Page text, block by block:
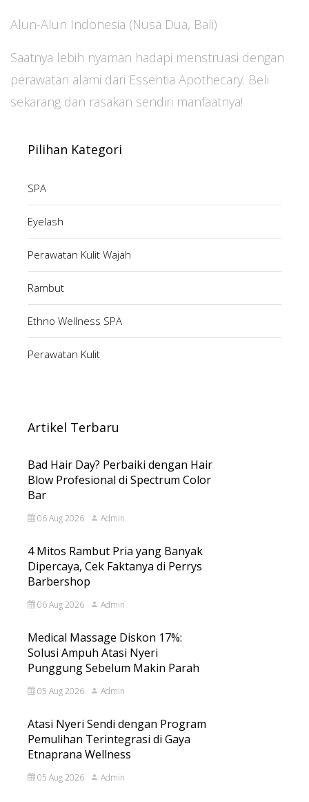
Alun-Alun Indonesia (Nusa Dua, Bali)
Saatnya lebih nyaman hadapi menstruasi dengan
perawatan alami dari Essentia Apothecary. Beli
sekarang dan rasakan sendiri manfaatnya!
Pilihan Kategori
SPA
Eyelash
Perawatan Kulit Wajah
Rambut
Ethno Wellness SPA
Perawatan Kulit
Artikel Terbaru
Bad Hair Day? Perbaiki dengan Hair
Blow Profesional di Spectrum Color
Bar
06 Aug 2026 Admin
4 Mitos Rambut Pria yang Banyak
Dipercaya, Cek Faktanya di Perrys
Barbershop
06 Aug 2026 Admin
Medical Massage Diskon 17%:
Solusi Ampuh Atasi Nyeri
Punggung Sebelum Makin Parah
05 Aug 2026 Admin
Atasi Nyeri Sendi dengan Program
Pemulihan Terintegrasi di Gaya
Etnaprana Wellness
05 Aug 2026 Admin